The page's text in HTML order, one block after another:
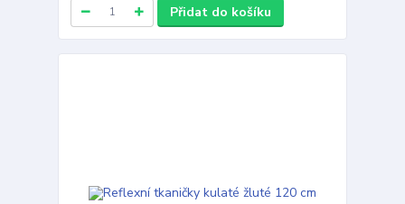
Přidat do košíku